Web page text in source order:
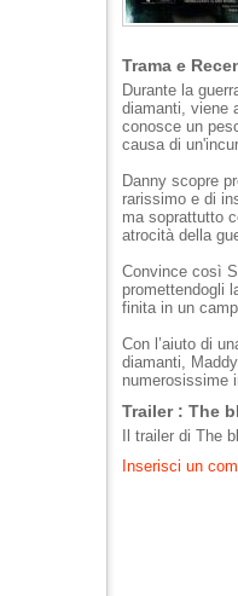
Trama e
Durante la
diamanti, viene
conosce un
causa di
Danny scopre
rarissimo e di
ma soprattutto
atrocità della
Convince così
promettendogli
finita in un
Con l’aiuto di
diamanti,
numerosissime
Trailer : The
Il trailer di The
Inserisci un